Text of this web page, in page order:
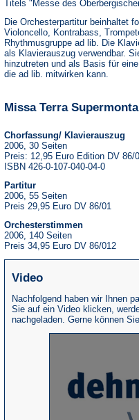
Titels "Messe des
Die Orchesterpartitur beinhaltet
Violoncello, Kontrabass,
Rhythmusgruppe ad lib. Die
als Klavierauszug verwendbar.
hinzutreten und als Basis für
die ad lib. mitwirken kann.
Missa Terra
Chorfassung/ Klavierauszug
2006, 30 Seiten
Preis: 12,95 Euro Edition DV 86/
ISBN 426-0-107-040-04-0
Partitur
2006, 55 Seiten
Preis 29,95 Euro DV 86/01
Orchesterstimmen
2006, 140 Seiten
Preis 34,95 Euro DV 86/012
Video
Nachfolgend haben wir Ihnen
Sie auf ein Video klicken,
nachgeladen. Gerne können